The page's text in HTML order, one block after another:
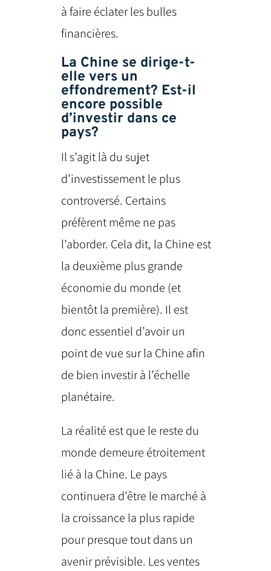
à faire éclater les bulles
financières.
La Chine se dirige-t-
elle vers un
effondrement? Est-il
encore possible
d’investir dans ce
pays?
Il s’agit là du sujet
d’investissement le plus
controversé. Certains
préfèrent même ne pas
l’aborder. Cela dit, la Chine est
la deuxième plus grande
économie du monde (et
bientôt la première). Il est
donc essentiel d’avoir un
point de vue sur la Chine afin
de bien investir à l’échelle
planétaire.
La réalité est que le reste du
monde demeure étroitement
lié à la Chine. Le pays
continuera d’être le marché à
la croissance la plus rapide
pour presque tout dans un
avenir prévisible. Les ventes